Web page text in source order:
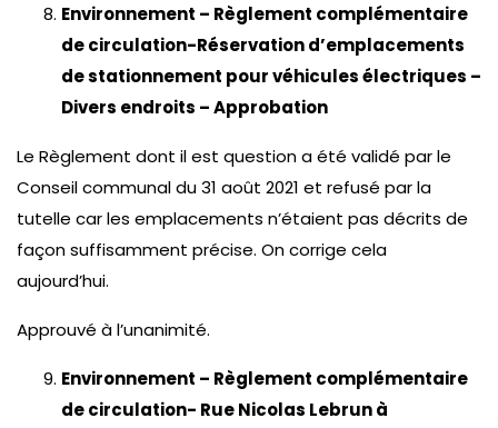
Environnement – Règlement complémentaire
de circulation-Réservation d’emplacements
de stationnement pour véhicules électriques –
Divers endroits – Approbation
Le Règlement dont il est question a été validé par le
Conseil communal du 31 août 2021 et refusé par la
tutelle car les emplacements n’étaient pas décrits de
façon suffisamment précise. On corrige cela
aujourd’hui.
Approuvé à l’unanimité.
Environnement – Règlement complémentaire
de circulation- Rue Nicolas Lebrun à